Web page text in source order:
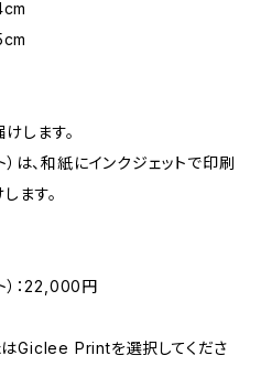
します。
は、和紙にインクジェットで印刷
ます。
：22,000円
Giclee Printを選択してくださ